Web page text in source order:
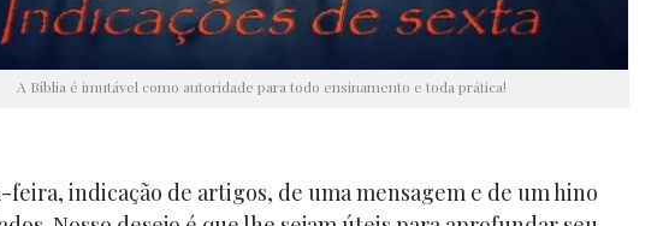
A Bíblia é imutável como autoridade para todo ensinamento e toda prática!
feira, indicação de artigos, de uma mensagem e de um hino